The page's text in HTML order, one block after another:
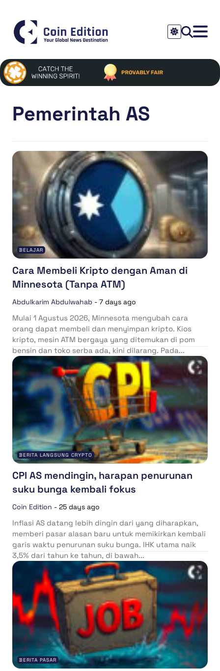
Pemerintah AS
BELAJAR
Cara Membeli Kripto dengan Aman di
Minnesota (Tanpa ATM)
Abdulkarim Abdulwahab - 7 days ago
Mulai 1 Agustus 2026, Minnesota mengubah cara
orang dapat membeli dan menyimpan kripto. Kios
kripto, mesin ATM bergaya yang ditemukan di pom
bensin dan toko serba ada, kini dilarang. Pada...
BERITA LANGSUNG CRYPTO
CPI AS mendingin, harapan penurunan
suku bunga kembali fokus
Coin Edition - 25 days ago
Inflasi AS datang lebih dingin dari yang diharapkan,
memberi pasar alasan baru untuk memikirkan kembali
garis waktu penurunan suku bunga. IHK utama naik
3,5% dari tahun ke tahun, di bawah...
BERITA PASAR